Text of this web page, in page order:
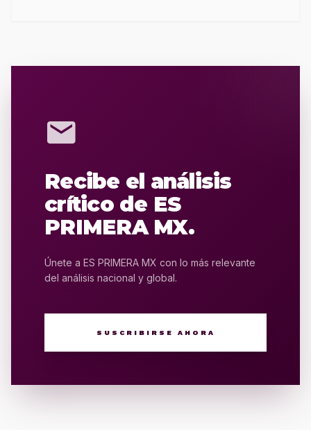
mail
Recibe el análisis
crítico de ES
PRIMERA MX.
Únete a ES PRIMERA MX con lo más relevante
del análisis nacional y global.
SUSCRIBIRSE AHORA